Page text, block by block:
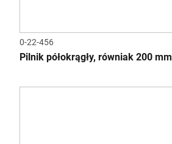
0-22-456
Pilnik półokrągły, równiak 200 mm